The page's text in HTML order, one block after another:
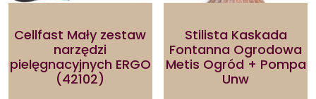
Cellfast Mały zestaw
narzędzi
pielęgnacyjnych ERGO
(42102)
Stilista Kaskada
Fontanna Ogrodowa
Metis Ogród + Pompa
Unw